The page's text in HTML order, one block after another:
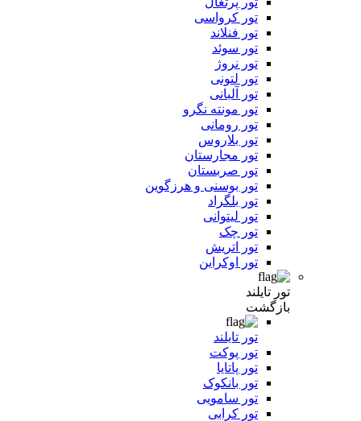
تور کرواسی
تور فنلاند
تور سوئد
تور نروژ
تور لتونی
تور آلبانی
تور مونته نگرو
تور رومانی
تور بلاروس
تور مجارستان
تور صربستان
تور بوسنی و هرزگوین
تور بلگراد
تور لیتوانی
تور چک
تور اتریش
تور اوکراین
تور تایلند
بازگشت
تور تایلند
تور پوکت
تور پاتایا
تور بانکوک
تور سامویی
تور کرابی